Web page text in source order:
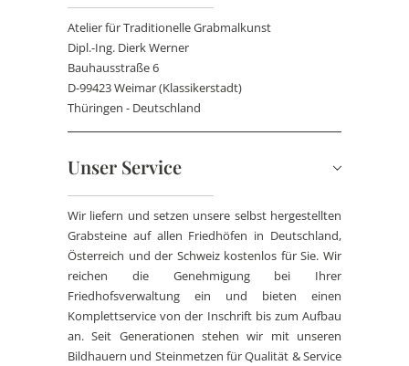
Atelier für Traditionelle Grabmalkunst
Dipl.-Ing. Dierk Werner
Bauhausstraße 6
D-99423 Weimar (Klassikerstadt)
Thüringen - Deutschland
Unser Service
Wir liefern und setzen unsere selbst hergestellten
Grabsteine auf allen Friedhöfen in Deutschland,
Österreich und der Schweiz kostenlos für Sie. Wir
reichen die Genehmigung bei Ihrer
Friedhofsverwaltung ein und bieten einen
Komplettservice von der Inschrift bis zum Aufbau
an. Seit Generationen stehen wir mit unseren
Bildhauern und Steinmetzen für Qualität & Service